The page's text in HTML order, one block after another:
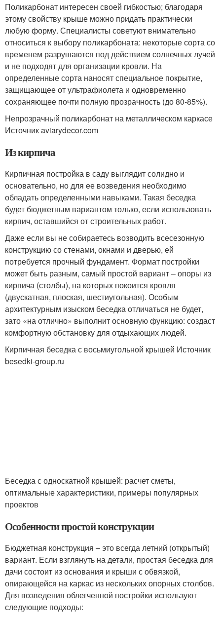
Поликарбонат интересен своей гибкостью; благодаря
этому свойству крыше можно придать практически
любую форму. Специалисты советуют внимательно
относиться к выбору поликарбоната: некоторые сорта со
временем разрушаются под действием солнечных лучей
и не подходят для организации кровли. На
определенные сорта наносят специальное покрытие,
защищающее от ультрафиолета и одновременно
сохраняющее почти полную прозрачность (до 80-85%).
Непрозрачный поликарбонат на металлическом каркасе
Источник aviarydecor.com
Из кирпича
Кирпичная постройка в саду выглядит солидно и
основательно, но для ее возведения необходимо
обладать определенными навыками. Такая беседка
будет бюджетным вариантом только, если использовать
кирпич, оставшийся от строительных работ.
Даже если вы не собираетесь возводить всесезонную
конструкцию со стенами, окнами и дверью, ей
потребуется прочный фундамент. Формат постройки
может быть разным, самый простой вариант – опоры из
кирпича (столбы), на которых покоится кровля
(двускатная, плоская, шестиугольная). Особым
архитектурным изыском беседка отличаться не будет,
зато «на отлично» выполнит основную функцию: создаст
комфортную обстановку для отдыхающих людей.
Кирпичная беседка с восьмиугольной крышей Источник
besedki-group.ru
Беседка с односкатной крышей: расчет сметы,
оптимальные характеристики, примеры популярных
проектов
Особенности простой конструкции
Бюджетная конструкция – это всегда летний (открытый)
вариант. Если взглянуть на детали, простая беседка для
дачи состоит из основания и крыши с обвязкой,
опирающейся на каркас из нескольких опорных столбов.
Для возведения облегченной постройки используют
следующие подходы: